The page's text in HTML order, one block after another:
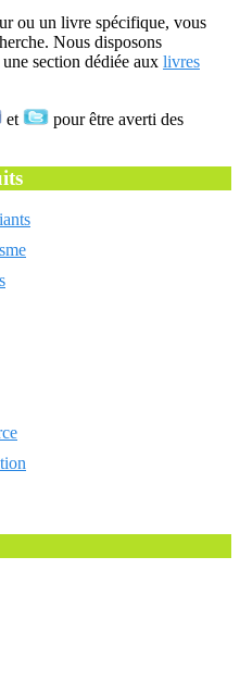
ou un livre spécifique, vous
Nous disposons
une section dédiée aux livres
et
pour être averti des